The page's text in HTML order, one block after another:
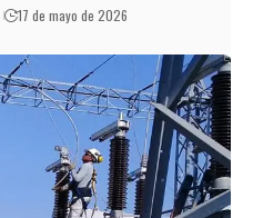
17 de mayo de 2026